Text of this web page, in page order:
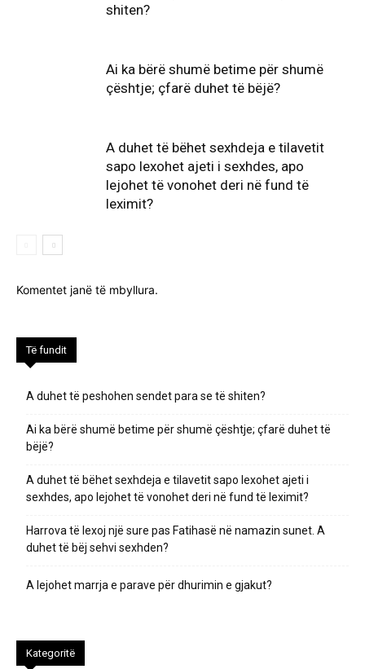
shiten?
Ai ka bërë shumë betime për shumë
çështje; çfarë duhet të bëjë?
A duhet të bëhet sexhdeja e tilavetit
sapo lexohet ajeti i sexhdes, apo
lejohet të vonohet deri në fund të
leximit?
Komentet janë të mbyllura.
Të fundit
A duhet të peshohen sendet para se të shiten?
Ai ka bërë shumë betime për shumë çështje; çfarë duhet të
bëjë?
A duhet të bëhet sexhdeja e tilavetit sapo lexohet ajeti i
sexhdes, apo lejohet të vonohet deri në fund të leximit?
Harrova të lexoj një sure pas Fatihasë në namazin sunet. A
duhet të bëj sehvi sexhden?
A lejohet marrja e parave për dhurimin e gjakut?
Kategoritë